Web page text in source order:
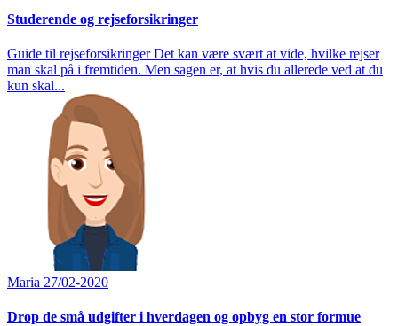
Studerende og rejseforsikringer
Guide til rejseforsikringer Det kan være svært at vide, hvilke rejser
man skal på i fremtiden. Men sagen er, at hvis du allerede ved at du
kun skal...
Maria 27/02-2020
Drop de små udgifter i hverdagen og opbyg en stor formue